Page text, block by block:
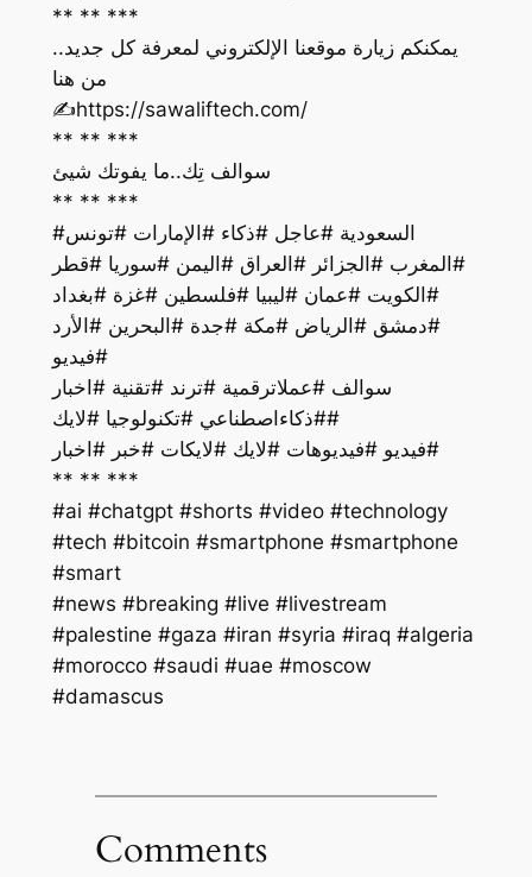
** ** ***
يمكنكم زيارة موقعنا الإلكتروني لمعرفة كل جديد..
من هنا
‏✍️https://sawaliftech.com/
** ** ***
سوالف تِك..ما يفوتك شيئ
** ** ***
#السعودية #عاجل #ذكاء #الإمارات #تونس
#المغرب #الجزائر #العراق #اليمن #سوريا #قطر
#الكويت #عمان #ليبيا #فلسطين #غزة #بغداد
#دمشق #الرياض #مكة #جدة #البحرين #الأرد
#فيديو
سوالف #عملاترقمية #ترند #تقنية #اخبار
#ذكاءاصطناعي #تكنولوجيا #لايك#
فيديو #فيديوهات #لايك #لايكات #خبر #اخبار#
** ** ***
#ai #chatgpt #shorts #video #technology
#tech #bitcoin #smartphone #smartphone
#smart
#palestine #gaza #iran #syria #iraq #algeria
#morocco #saudi #uae #moscow
#damascus
Comments